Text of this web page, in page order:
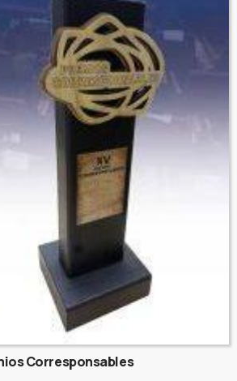
Corresponsables